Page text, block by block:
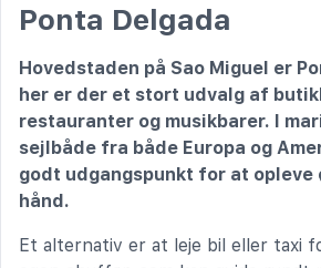
Ponta Delgada
Hovedstaden på Sao Miguel er
her er der et stort udvalg af
restauranter og musikbarer. I
sejlbåde fra både Europa og
godt udgangspunkt for at opleve
hånd.
Et alternativ er at leje bil eller taxi